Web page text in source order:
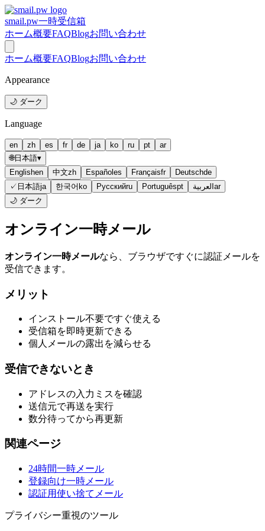
smail.pw一時受信箱
ホーム概要FAQBlogお問い合わせ
ホーム概要FAQBlogお問い合わせ
Appearance
🌙 ダーク
Language
en zh es fr de ja ko ru pt
ar
🌐日本語▾
Englishen 中文zh Español es Françaisfr Deutschde
✓ 日本語ja 한국어 ko Русскийru Portuguêspt العربية ar
🌙 ダーク
オンライン一時メール
オンライン一時メールなら、ブラウザですぐに認証メールを
受信できます。
メリット
インストール不要ですぐ使える
受信箱を即時更新できる
個人メールの露出を減らせる
受信できないとき
アドレスの入力ミスを確認
送信元で再送を実行
数分待ってから再更新
関連ページ
24時間一時メール
登録向け一時メール
認証用使い捨てメール
プライバシー重視のツール